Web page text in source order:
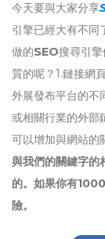
今天要與大家分享
引擎已經大有不同
做的SEO搜尋引
質的呢？1.鏈接網
外展發布平台的不
或相關行業的外部
可以增加與網站的
與我們的關鍵字的
的。如果你有
險。